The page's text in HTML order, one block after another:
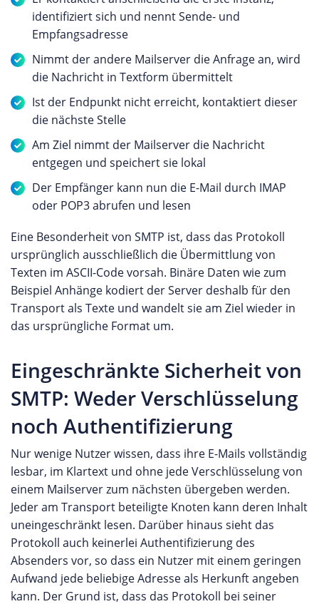
identifiziert sich und nennt Sende- und
Empfangsadresse
Nimmt der andere Mailserver die Anfrage an, wird
die Nachricht in Textform übermittelt
Ist der Endpunkt nicht erreicht, kontaktiert dieser
die nächste Stelle
Am Ziel nimmt der Mailserver die Nachricht
entgegen und speichert sie lokal
Der Empfänger kann nun die E-Mail durch IMAP
oder POP3 abrufen und lesen
Eine Besonderheit von SMTP ist, dass das Protokoll
ursprünglich ausschließlich die Übermittlung von
Texten im ASCII-Code vorsah. Binäre Daten wie zum
Beispiel Anhänge kodiert der Server deshalb für den
Transport als Texte und wandelt sie am Ziel wieder in
das ursprüngliche Format um.
Eingeschränkte Sicherheit von
SMTP: Weder Verschlüsselung
noch Authentifizierung
Nur wenige Nutzer wissen, dass ihre E-Mails vollständig
lesbar, im Klartext und ohne jede Verschlüsselung von
einem Mailserver zum nächsten übergeben werden.
Jeder am Transport beteiligte Knoten kann deren Inhalt
uneingeschränkt lesen. Darüber hinaus sieht das
Protokoll auch keinerlei Authentifizierung des
Absenders vor, so dass ein Nutzer mit einem geringen
Aufwand jede beliebige Adresse als Herkunft angeben
kann. Der Grund ist, dass das Protokoll bei seiner